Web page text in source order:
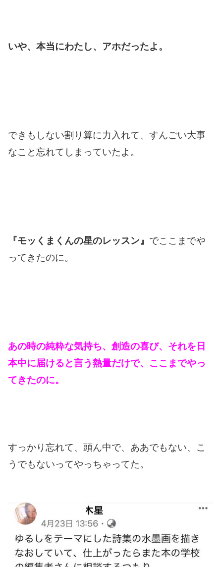
いや、本当にわたし、アホだったよ。
できもしない割り算に力入れて、すんごい大事
なこと忘れてしまっていたよ。
『モッくまくんの星のレッスン』 でここまでや
ってきたのに。
あの時の純粋な気持ち、創造の喜び、それを日
本中に届けると言う熱量だけで、ここまでやっ
てきたのに。
すっかり忘れて、頭ん中で、ああでもない、こ
うでもないってやっちゃってた。